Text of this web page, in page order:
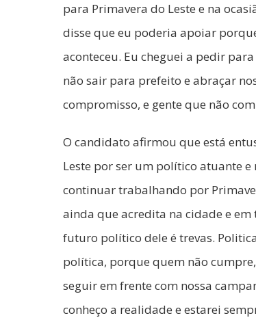
para Primavera do Leste e na
disse que eu poderia apoiar
aconteceu. Eu cheguei a pedir
não sair para prefeito e abraçar
compromisso, e gente que não
O candidato afirmou que está
Leste por ser um político atuante
continuar trabalhando por
ainda que acredita na cidade e em
futuro político dele é trevas.
política, porque quem não
seguir em frente com nossa
conheço a realidade e estarei